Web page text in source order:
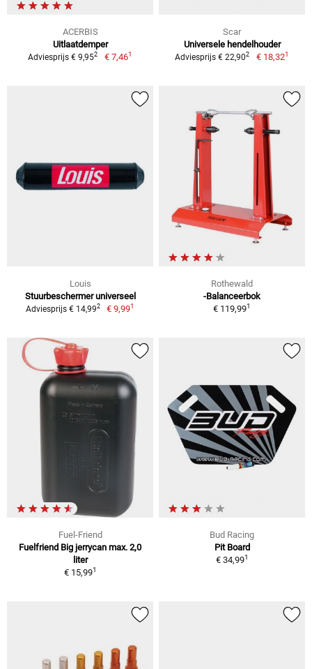
ACERBIS
Uitlaatdemper
Adviesprijs € 9,952 € 7,461
Scar
Universele hendelhouder
Adviesprijs € 22,902 € 18,321
Louis
Stuurbeschermer universeel
Adviesprijs € 14,992 € 9,991
Rothewald
-Balanceerbok
€ 119,991
Fuel-Friend
Fuelfriend Big jerrycan max. 2,0
liter
€ 15,991
Bud Racing
Pit Board
€ 34,991